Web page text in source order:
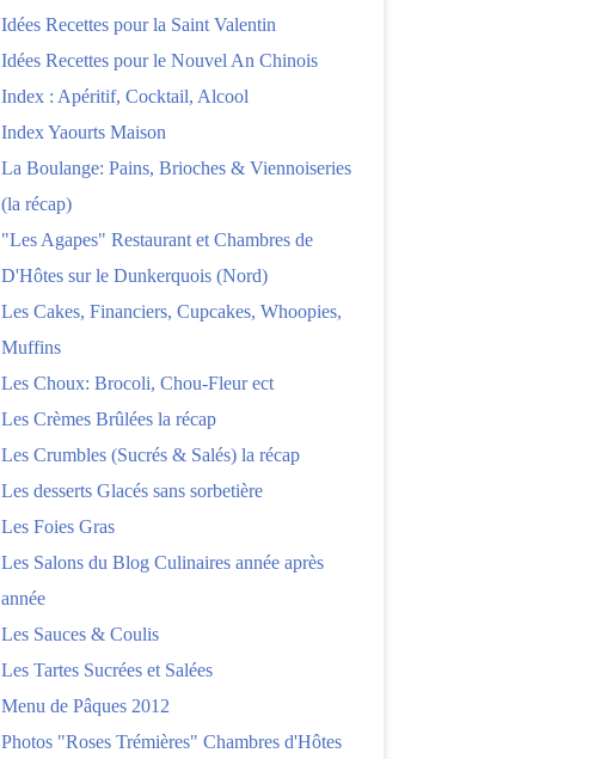
Idées Recettes pour la Saint Valentin
Idées Recettes pour le Nouvel An Chinois
Index : Apéritif, Cocktail, Alcool
Index Yaourts Maison
La Boulange: Pains, Brioches & Viennoiseries
(la récap)
"Les Agapes" Restaurant et Chambres de
D'Hôtes sur le Dunkerquois (Nord)
Les Cakes, Financiers, Cupcakes, Whoopies,
Muffins
Les Choux: Brocoli, Chou-Fleur ect
Les Crèmes Brûlées la récap
Les Crumbles (Sucrés & Salés) la récap
Les desserts Glacés sans sorbetière
Les Foies Gras
Les Salons du Blog Culinaires année après
année
Les Sauces & Coulis
Les Tartes Sucrées et Salées
Menu de Pâques 2012
Photos "Roses Trémières" Chambres d'Hôtes